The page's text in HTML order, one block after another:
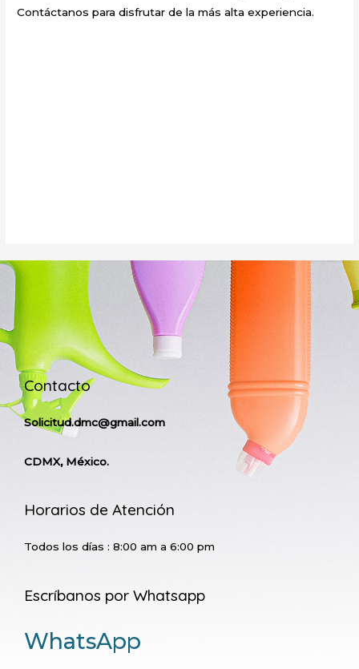
Contáctanos para disfrutar de la más alta experiencia.
Contacto
Solicitud.dmc@gmail.com
CDMX, México.
Horarios de Atención
Todos los días : 8:00 am a 6:00 pm
Escríbanos por Whatsapp
WhatsApp